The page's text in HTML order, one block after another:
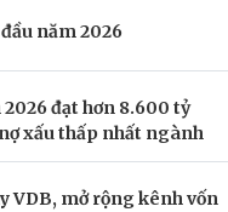
năm 2026
đạt hơn 8.600 tỷ
xấu thấp nhất ngành
VDB, mở rộng kênh vốn